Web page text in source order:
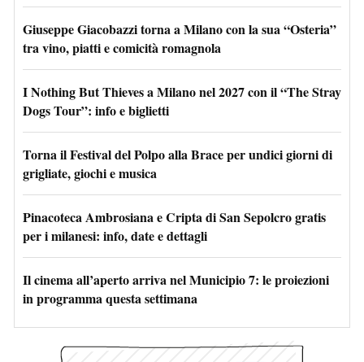
Giuseppe Giacobazzi torna a Milano con la sua “Osteria”
tra vino, piatti e comicità romagnola
I Nothing But Thieves a Milano nel 2027 con il “The Stray
Dogs Tour”: info e biglietti
Torna il Festival del Polpo alla Brace per undici giorni di
grigliate, giochi e musica
Pinacoteca Ambrosiana e Cripta di San Sepolcro gratis
per i milanesi: info, date e dettagli
Il cinema all’aperto arriva nel Municipio 7: le proiezioni
in programma questa settimana